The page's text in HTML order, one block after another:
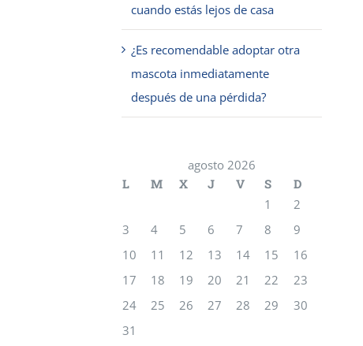
cuando estás lejos de casa
¿Es recomendable adoptar otra
mascota inmediatamente
después de una pérdida?
agosto 2026
L
M X J V S
D
1
2
3
4 5 6 7 8
9
10
11 12 13 14 15
16
17
18 19 20 21 22
23
24
25 26 27 28 29
30
31